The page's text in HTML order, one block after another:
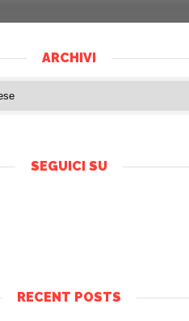
ARCHIVI
SEGUICI SU
RECENT POSTS